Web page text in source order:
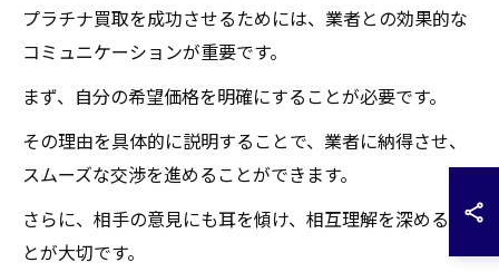
プラチナ買取を成功させるためには、業者との効果的な
コミュニケーションが重要です。
まず、自分の希望価格を明確にすることが必要です。
その理由を具体的に説明することで、業者に納得させ、
スムーズな交渉を進めることができます。
さらに、相手の意見にも耳を傾け、相互理解を深めるこ
とが大切です。